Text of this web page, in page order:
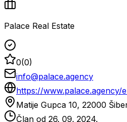
Palace Real Estate
0(0)
info@palace.agency
https://www.palace.agency/
Matije Gupca 10, 22000
Član od 26. 09. 2024.